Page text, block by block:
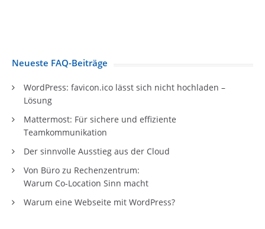
Neueste FAQ-Beiträge
WordPress: favicon.ico lässt sich nicht hochladen –
Lösung
Mattermost: Für sichere und effiziente
Teamkommunikation
Der sinnvolle Ausstieg aus der Cloud
Von Büro zu Rechenzentrum:
Warum Co-Location Sinn macht
Warum eine Webseite mit WordPress?